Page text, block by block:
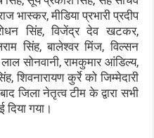
भास्कर, मीडिया प्रभारी प्रदीप
सिंह, विजेंद्र देव खटकर,
सिंह, बालेश्वर मिंज, विल्सन
लाल सोनवानी, रामकुमार आंडिल्य,
कुर्रे को जिम्मेदारी
जिला नेतृत्व टीम के द्वारा सभी
दिया गया।